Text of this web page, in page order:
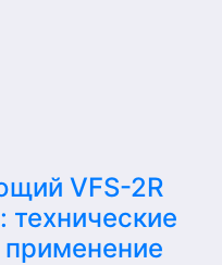
VFS-2R
применение